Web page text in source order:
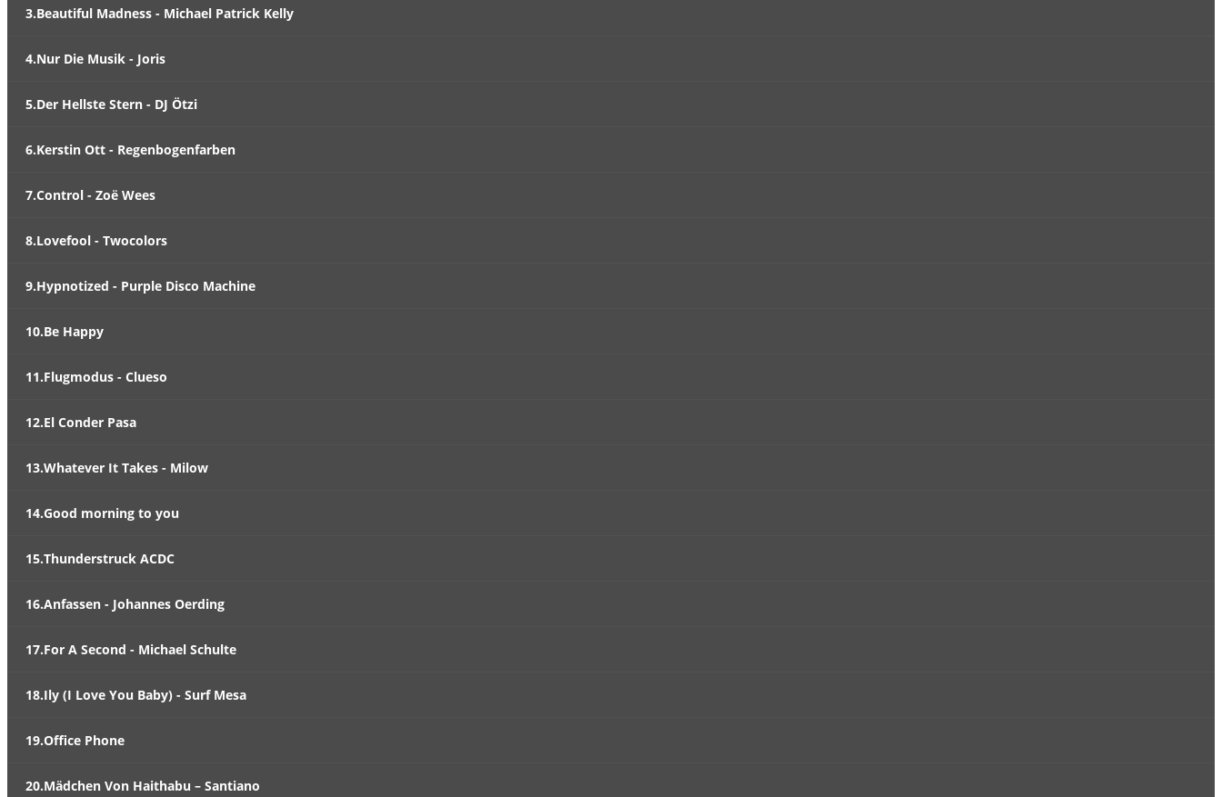
3.Beautiful Madness - Michael Patrick Kelly
4.Nur Die Musik - Joris
5.Der Hellste Stern - DJ Ötzi
6.Kerstin Ott - Regenbogenfarben
7.Control - Zoë Wees
8.Lovefool - Twocolors
9.Hypnotized - Purple Disco Machine
10.Be Happy
11.Flugmodus - Clueso
12.El Conder Pasa
13.Whatever It Takes - Milow
14.Good morning to you
15.Thunderstruck ACDC
16.Anfassen - Johannes Oerding
17.For A Second - Michael Schulte
18.Ily (I Love You Baby) - Surf Mesa
19.Office Phone
20.Mädchen Von Haithabu – Santiano